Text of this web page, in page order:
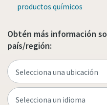
productos químicos
Obtén más información
país/región: